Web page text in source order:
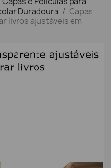
Duradoura
Capas
livros ajustáveis em